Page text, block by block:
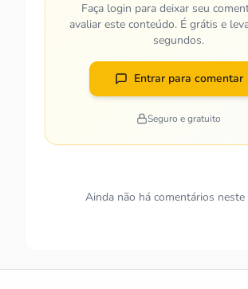
Faça login para deixar seu
avaliar este conteúdo. É grátis e
segundos.
Entrar para comentar
Seguro e gratuito
Ainda não há comentários neste